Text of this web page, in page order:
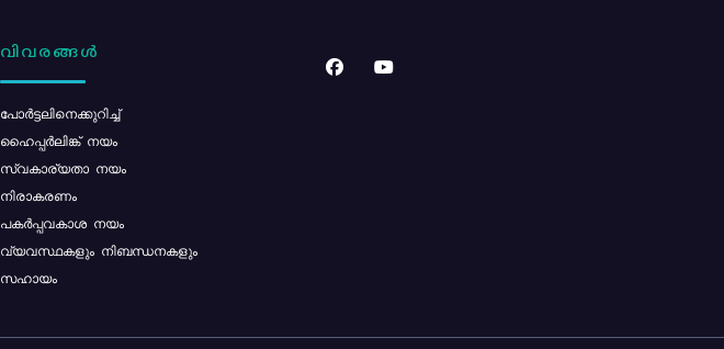
വിവരങ്ങൾ
പോര്‍ട്ടലിനെക്കുറിച്ച്
ഹൈപ്പർലിങ്ക് നയം
സ്വകാര്യതാ നയം
നിരാകരണം
പകർപ്പവകാശ നയം
വ്യവസ്ഥകളും നിബന്ധനകളും
സഹായം